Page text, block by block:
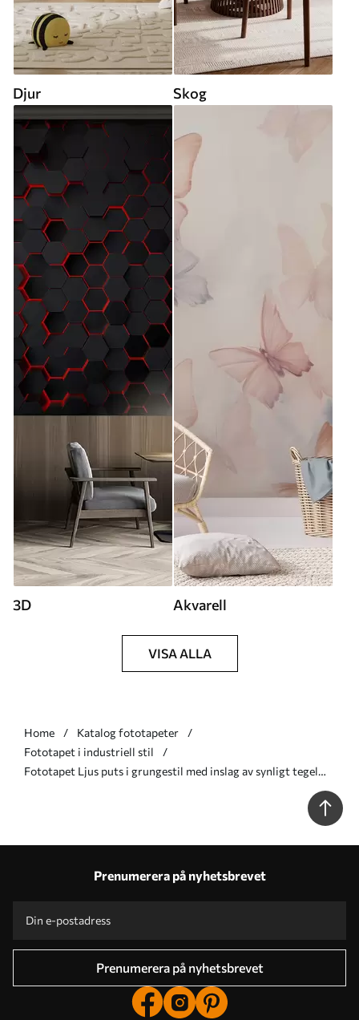
Djur Skog
3D Akvarell
VISA ALLA
Home
Katalog fototapeter
Fototapet i industriell stil
Fototapet Ljus puts i grungestil med inslag av synligt tegel
Prenumerera på nyhetsbrevet
Prenumerera på nyhetsbrevet